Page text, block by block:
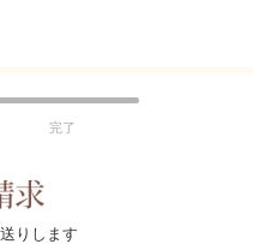
完了
りします